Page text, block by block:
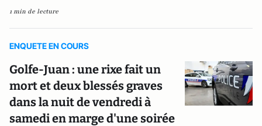
1 min de lecture
ENQUETE EN COURS
Golfe-Juan : une rixe fait un
mort et deux blessés graves
dans la nuit de vendredi à
samedi en marge d'une soirée